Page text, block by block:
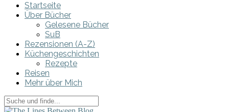
Startseite
Über Bücher
Gelesene Bücher
SuB
Rezensionen (A-Z)
Küchengeschichten
Rezepte
Reisen
Mehr über Mich